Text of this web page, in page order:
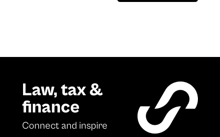
Law, tax &
finance
Connect and inspire